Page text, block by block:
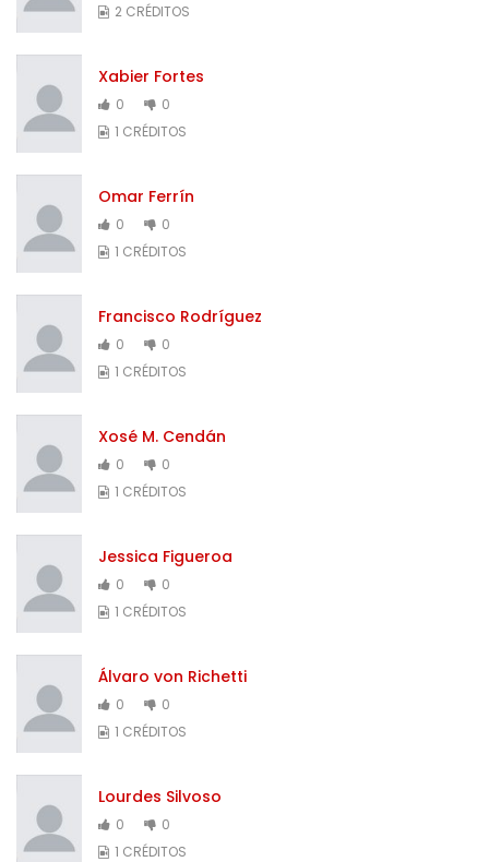
2 CRÉDITOS
Xabier Fortes
0
0
1 CRÉDITOS
Omar Ferrín
0
0
1 CRÉDITOS
Francisco Rodríguez
0
0
1 CRÉDITOS
Xosé M. Cendán
0
0
1 CRÉDITOS
Jessica Figueroa
0
0
1 CRÉDITOS
Álvaro von Richetti
0
0
1 CRÉDITOS
Lourdes Silvoso
0
0
1 CRÉDITOS